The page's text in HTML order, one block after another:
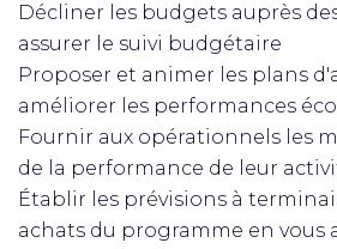
Décliner les budgets auprès
assurer le suivi budgétaire
Proposer et animer les plans
améliorer les performances
Fournir aux opérationnels les
de la performance de leur
Établir les prévisions à
achats du programme en vous